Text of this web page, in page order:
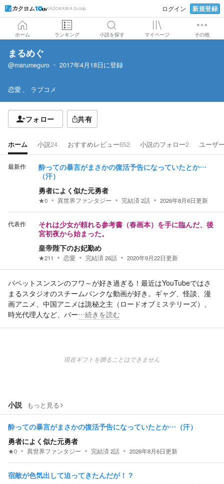
KADOKAWA Group ログイン 新規登録
ホーム ランキング 小説を探す マイページ その他
まるめぐ
@marumeguro 2017年4月18日に登録
恋愛 ラブコメ
フォロー 共有
ホーム 小説24 おすすめレビュー652 小説のフォロー2 ユーザ
最新作
酔っての暴言がまさかの復活予告になっていたとか…
（汗）
勇者によく似た元勇者
★0 異世界ファンタジー 完結済2話 2026年8月6日更新
代表作
それは少女が頼れる参考書（春画本）を手に臨んだ、後
宮初夜から始まった。
皇帝陛下のお妃勤め
★211 恋愛 完結済26話 2020年9月22日更新
パペットスンスンのフワ～が好き過ぎる！最近はYouTubeではさ
まるスタジオのスチームパンクな動画が好き。ギャグ、怪談、漫
画アニメ、中国アニメは詭秘之主（ロードオブミステリーズ）、
時光代理人など、バー…続きを読む
現在ギフトを贈ることはできません
小説 もっと見る
酔っての暴言がまさかの復活予告になっていたとか…（汗）
勇者によく似た元勇者
★0 異世界ファンタジー 完結済2話 2026年8月6日更新
宿敵が色気出して迫ってきたんだが！？